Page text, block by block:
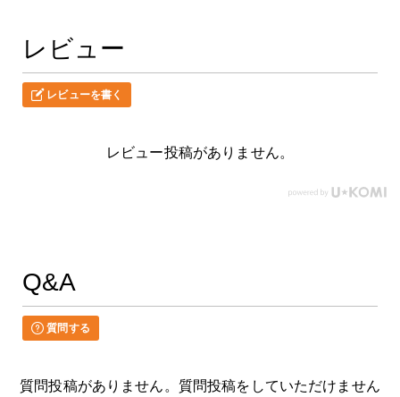
レビュー
レビューを書く
レビュー投稿がありません。
Q&A
質問する
質問投稿がありません。質問投稿をしていただけません